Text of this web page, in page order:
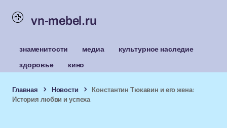
vn-mebel.ru
знаменитости медиа
культурное наследие
здоровье
кино
Главная Новости
Константин Тюкавин и его жена:
История любви и успеха